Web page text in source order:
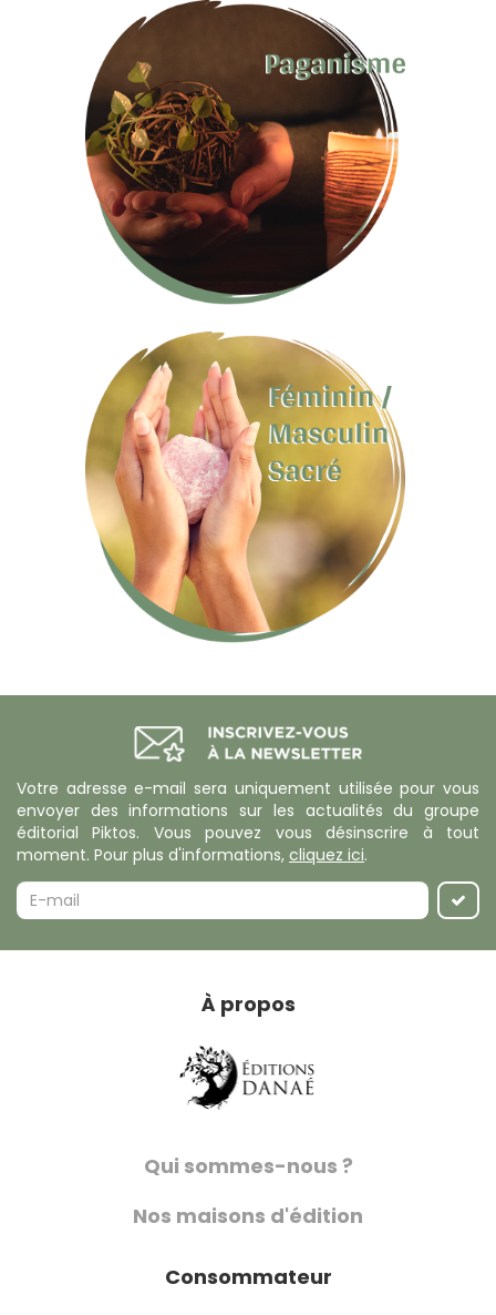
Votre adresse e-mail sera uniquement utilisée pour vous
envoyer des informations sur les actualités du groupe
éditorial Piktos. Vous pouvez vous désinscrire à tout
moment. Pour plus d'informations, cliquez ici.
À propos
Qui sommes-nous ?
Nos maisons d'édition
Consommateur